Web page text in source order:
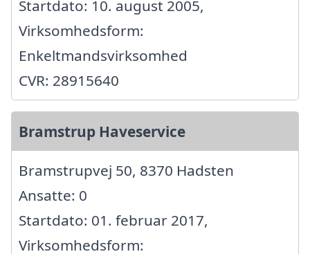
Startdato: 10. august 2005,
Virksomhedsform:
Enkeltmandsvirksomhed
CVR: 28915640
Bramstrup Haveservice
Bramstrupvej 50, 8370 Hadsten
Ansatte: 0
Startdato: 01. februar 2017,
Virksomhedsform: